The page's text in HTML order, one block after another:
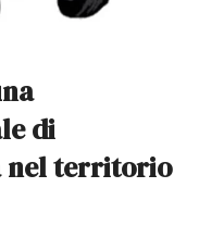
di
nel territorio